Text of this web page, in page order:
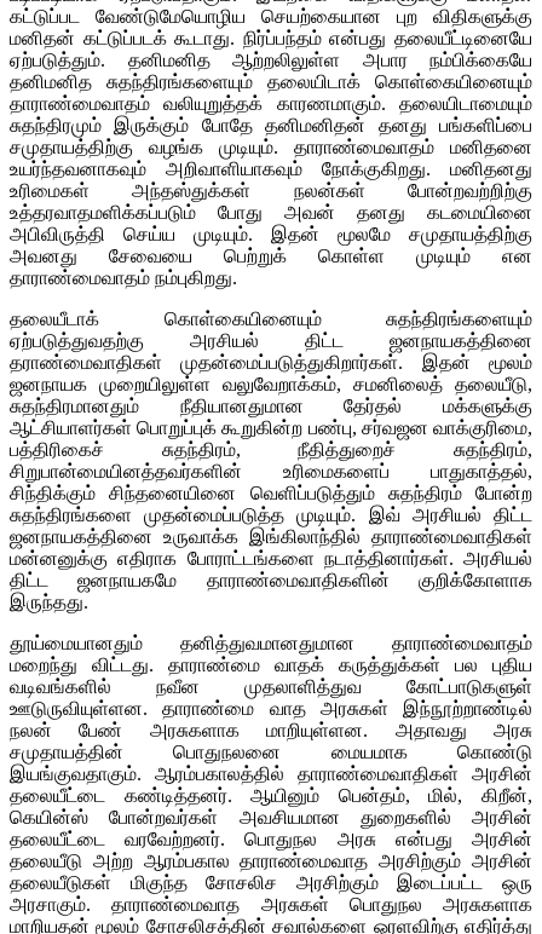
கட்டுப்பட வேண்டுமேயொழிய செயற்கையான புற விதிகளுக்கு
மனிதன் கட்டுப்படக் கூடாது. நிர்ப்பந்தம் என்பது தலையீட்டினையே
ஏற்படுத்தும். தனிமனித ஆற்றலிலுள்ள அபார நம்பிக்கையே
தனிமனித சுதந்திரங்களையும் தலையிடாக் கொள்கையினையும்
தாராண்மைவாதம் வலியுறுத்தக் காரணமாகும். தலையிடாமையும்
சுதந்திரமும் இருக்கும் போதே தனிமனிதன் தனது பங்களிப்பை
சமுதாயத்திற்கு வழங்க முடியும். தாராண்மைவாதம் மனிதனை
உயர்ந்தவனாகவும் அறிவாளியாகவும் நோக்குகிறது. மனிதனது
உரிமைகள் அந்தஸ்துக்கள் நலன்கள் போன்றவற்றிற்கு
உத்தரவாதமளிக்கப்படும் போது அவன் தனது கடமையினை
அபிவிருத்தி செய்ய முடியும். இதன் மூலமே சமுதாயத்திற்கு
அவனது சேவையை பெற்றுக் கொள்ள முடியும் என
தாராண்மைவாதம் நம்புகிறது.
தலையீடாக் கொள்கையினையும் சுதந்திரங்களையும்
ஏற்படுத்துவதற்கு அரசியல் திட்ட ஜனநாயகத்தினை
தராண்மைவாதிகள் முதன்மைப்படுத்துகிறார்கள். இதன் மூலம்
ஜனநாயக முறையிலுள்ள வலுவேறாக்கம், சமனிலைத் தலையீடு,
சுதந்திரமானதும் நீதியானதுமான தேர்தல் மக்களுக்கு
ஆட்சியாளர்கள் பொறுப்புக் கூறுகின்ற பண்பு, சர்வஜன வாக்குரிமை,
பத்திரிகைச் சுதந்திரம், நீதித்துறைச் சுதந்திரம்,
சிறுபான்மையினத்தவர்களின் உரிமைகளைப் பாதுகாத்தல்,
சிந்திக்கும் சிந்தனையினை வெளிப்படுத்தும் சுதந்திரம் போன்ற
சுதந்திரங்களை முதன்மைப்படுத்த முடியும். இவ் அரசியல் திட்ட
ஜனநாயகத்தினை உருவாக்க இங்கிலாந்தில் தாராண்மைவாதிகள்
மன்னனுக்கு எதிராக போராட்டங்களை நடாத்தினார்கள். அரசியல்
திட்ட ஜனநாயகமே தாராண்மைவாதிகளின் குறிக்கோளாக
இருந்தது.
தூய்மையானதும் தனித்துவமானதுமான தாராண்மைவாதம்
மறைந்து விட்டது. தாராண்மை வாதக் கருத்துக்கள் பல புதிய
வடிவங்களில் நவீன முதலாளித்துவ கோட்பாடுகளுள்
ஊடுருவியுள்ளன. தாராண்மை வாத அரசுகள் இந்நூற்றாண்டில்
நலன் பேண் அரசுகளாக மாறியுள்ளன. அதாவது அரசு
சமுதாயத்தின் பொதுநலனை மையமாக கொண்டு
இயங்குவதாகும். ஆரம்பகாலத்தில் தாராண்மைவாதிகள் அரசின்
தலையீட்டை கண்டித்தனர். ஆயினும் பென்தம், மில், கிறீன்,
கெயின்ஸ் போன்றவர்கள் அவசியமான துறைகளில் அரசின்
தலையீட்டை வரவேற்றனர். பொதுநல அரசு என்பது அரசின்
தலையீடு அற்ற ஆரம்பகால தாராண்மைவாத அரசிற்கும் அரசின்
தலையீடுகள் மிகுந்த சோசலிச அரசிற்கும் இடைப்பட்ட ஒரு
அரசாகும். தாராண்மைவாத அரசுகள் பொதுநல அரசுகளாக
மாறியதன் மூலம் சோசலிசத்தின் சவால்களை ஓரளவிற்கு எதிர்த்து